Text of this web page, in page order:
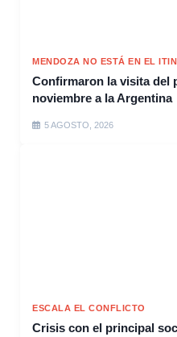
MENDOZA NO ESTÁ EN EL
Confirmaron la visita del
noviembre a la Argentina
5 AGOSTO, 2026
ESCALA EL CONFLICTO
Crisis con el principal